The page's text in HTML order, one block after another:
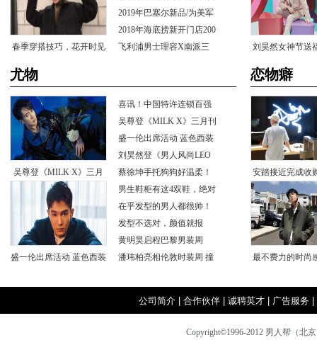
春季穿搭技巧，花开时见
服时尚
2019年巴塞尔新品/为美军
提供腕
2018年海底捞新开门店200
家科技
飞利浦男士理容X南派三
刘昊然女神节送
幻男友
尤物
吴尊登《MILKX》三月
刊封面印
盛一伦出席活动蓝色西装
喜讯！中国特许连锁百强
榜新鲜出
吴尊登《MILKX》三月刊
封面印
盛一伦出席活动蓝色西装
简约绅
刘昊然登《男人风尚LEO
N》封面
蔡徐坤手托狗狗好温柔！
男生鞋柜有这4双鞋，绝对
是潮男
在乎发型的男人都很帅！
发型不选对，颜值就报
废！
黄明昊启程巴黎男装周
潘玮柏亮相伦敦时装周撞
恋物癖
安踏接近完成收
体育
最不费力的时尚
公司简介| 合作伙伴| 诚聘英才| 广告服务|
Copyright©1996-2012男人帮（北